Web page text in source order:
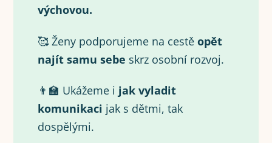
výchovou.
🥰 Ženy podporujeme na cestěopět
najít samu sebe skrz osobní rozvoj.
👨‍🏫 Ukážeme i jak vyladit
komunikaci jak s dětmi, tak
dospělými.